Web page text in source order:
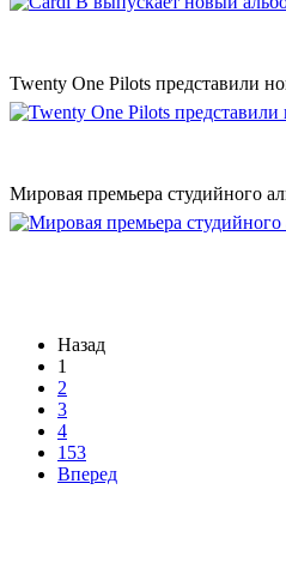
Twenty One Pilots представили
Мировая премьера студийного
Назад
1
2
3
4
153
Вперед